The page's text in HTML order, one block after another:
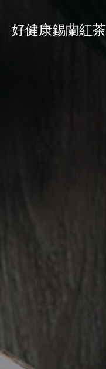
好健康錫蘭紅茶